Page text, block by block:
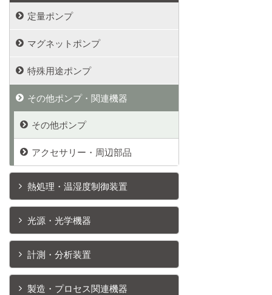
定量ポンプ
マグネットポンプ
特殊用途ポンプ
その他ポンプ・関連機器
その他ポンプ
アクセサリー・周辺部品
熱処理・温湿度制御装置
光源・光学機器
計測・分析装置
製造・プロセス関連機器